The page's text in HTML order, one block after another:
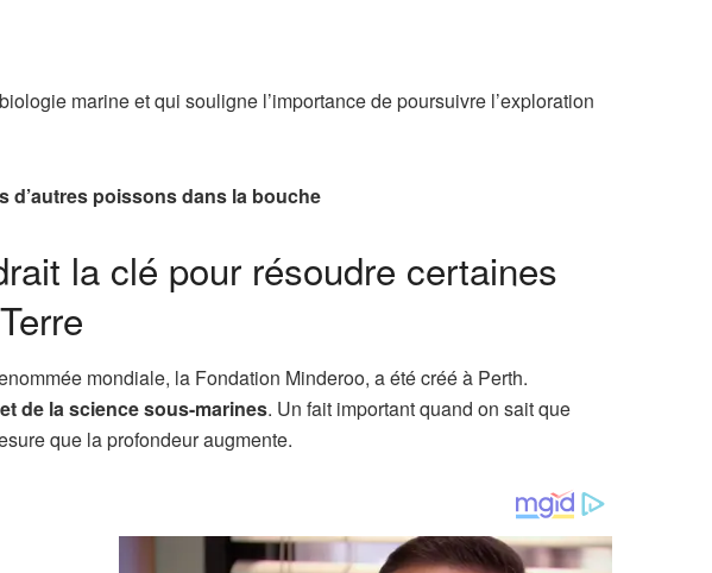
marine et qui souligne l’importance de poursuivre l’exploration
d’autres poissons dans la bouche
la clé pour résoudre certaines
mondiale, la Fondation Minderoo, a été créé à Perth.
de la science sous-marines. Un fait important quand on sait que
que la profondeur augmente.